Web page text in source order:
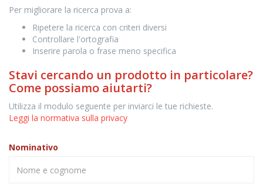
Per migliorare la ricerca prova a:
Ripetere la ricerca con criteri diversi
Controllare l'ortografia
Inserire parola o frase meno specifica
Stavi cercando un prodotto in particolare?
Come possiamo aiutarti?
Utilizza il modulo seguente per inviarci le tue richieste.
Leggi la normativa sulla privacy
Nominativo